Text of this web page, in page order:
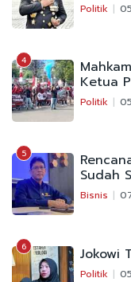
Politik
4
Ketua
Politik
5
Sudah
Bisnis
6 Jokowi
Politik